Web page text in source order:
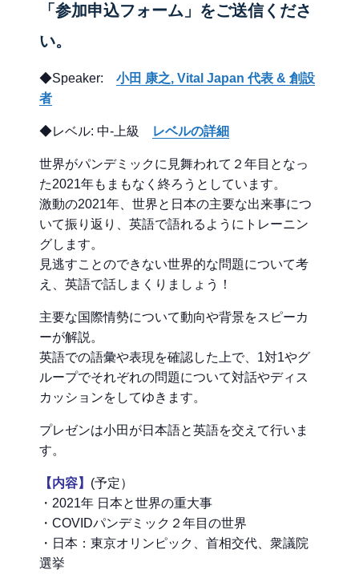
「参加申込フォーム」をご送信くださ
い。
◆Speaker: 小田 康之, Vital Japan 代表 & 創設
者
◆レベル: 中-上級 レベルの詳細
世界がパンデミックに見舞われて２年目となっ
た2021年もまもなく終ろうとしています。
激動の2021年、世界と日本の主要な出来事につ
いて振り返り、英語で語れるようにトレーニン
グします。
見逃すことのできない世界的な問題について考
え、英語で話しまくりましょう！
主要な国際情勢について動向や背景をスピーカ
ーが解説。
英語での語彙や表現を確認した上で、1対1やグ
ループでそれぞれの問題について対話やディス
カッションをしてゆきます。
プレゼンは小田が日本語と英語を交えて行いま
す。
【内容】 (予定）
・2021年 日本と世界の重大事
・COVIDパンデミック２年目の世界
・日本：東京オリンピック、首相交代、衆議院
選挙